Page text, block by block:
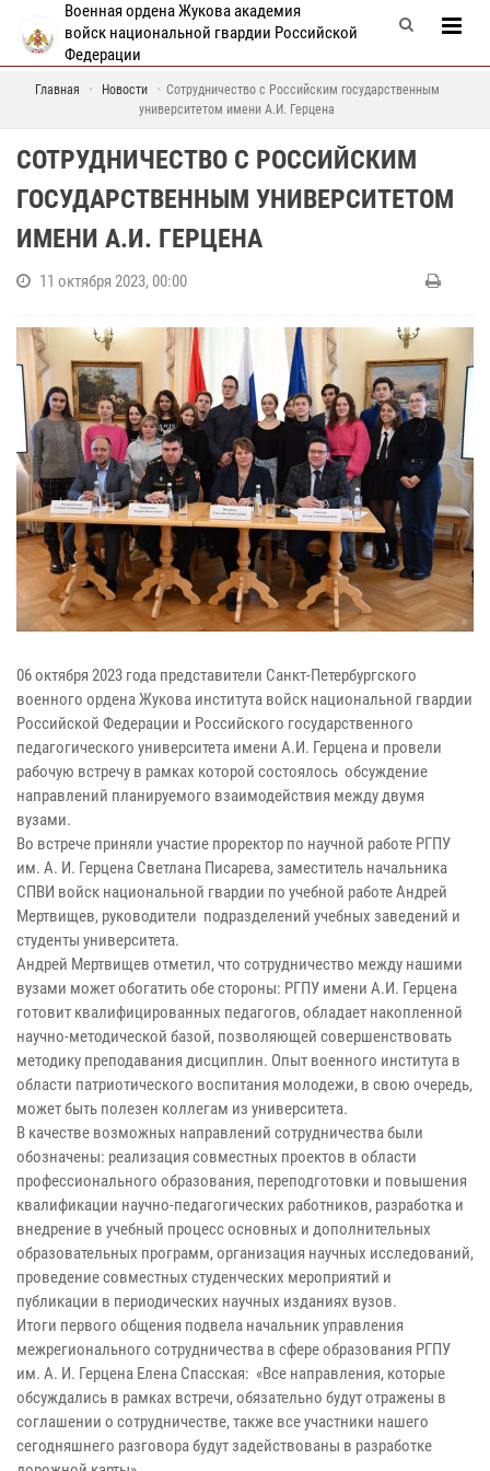
Военная ордена Жукова академия
войск национальной гвардии Российской
Федерации
Главная Новости
Сотрудничество с Российским государственным
университетом имени А.И. Герцена
СОТРУДНИЧЕСТВО С РОССИЙСКИМ
ГОСУДАРСТВЕННЫМ УНИВЕРСИТЕТОМ
ИМЕНИ А.И. ГЕРЦЕНА
11 октября 2023, 00:00
06 октября 2023 года представители Санкт-Петербургского
военного ордена Жукова института войск национальной гвардии
Российской Федерации и Российского государственного
педагогического университета имени А.И. Герцена и провели
рабочую встречу в рамках которой состоялось обсуждение
направлений планируемого взаимодействия между двумя
вузами.
Во встрече приняли участие проректор по научной работе РГПУ
им. А. И. Герцена Светлана Писарева, заместитель начальника
СПВИ войск национальной гвардии по учебной работе Андрей
Мертвищев, руководители подразделений учебных заведений и
студенты университета.
Андрей Мертвищев отметил, что сотрудничество между нашими
вузами может обогатить обе стороны: РГПУ имени А.И. Герцена
готовит квалифицированных педагогов, обладает накопленной
научно-методической базой, позволяющей совершенствовать
методику преподавания дисциплин. Опыт военного института в
области патриотического воспитания молодежи, в свою очередь,
может быть полезен коллегам из университета.
В качестве возможных направлений сотрудничества были
обозначены: реализация совместных проектов в области
профессионального образования, переподготовки и повышения
квалификации научно-педагогических работников, разработка и
внедрение в учебный процесс основных и дополнительных
образовательных программ, организация научных исследований,
проведение совместных студенческих мероприятий и
публикации в периодических научных изданиях вузов.
Итоги первого общения подвела начальник управления
межрегионального сотрудничества в сфере образования РГПУ
им. А. И. Герцена Елена Спасская: «Все направления, которые
обсуждались в рамках встречи, обязательно будут отражены в
соглашении о сотрудничестве, также все участники нашего
сегодняшнего разговора будут задействованы в разработке